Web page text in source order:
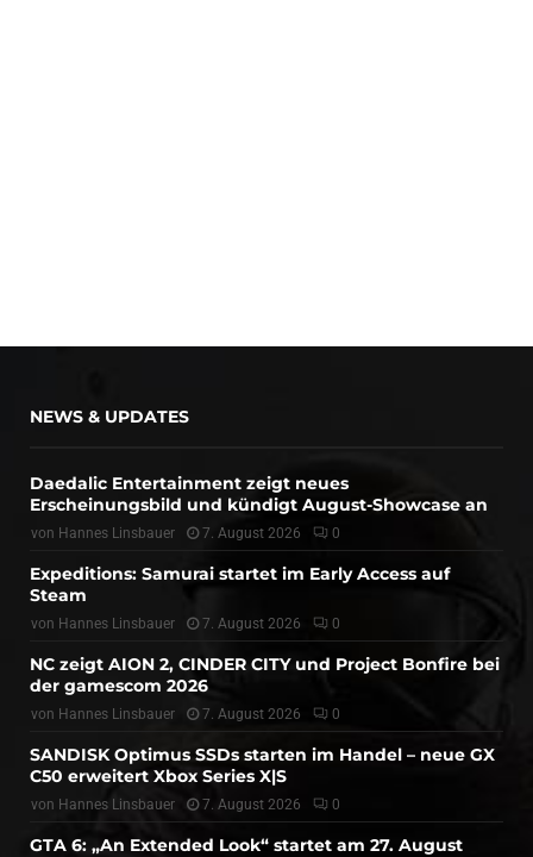
NEWS & UPDATES
Daedalic Entertainment zeigt neues
Erscheinungsbild und kündigt August-Showcase an
von Hannes Linsbauer 7. August 2026 0
Expeditions: Samurai startet im Early Access auf
Steam
von Hannes Linsbauer 7. August 2026 0
NC zeigt AION 2, CINDER CITY und Project Bonfire bei
der gamescom 2026
von Hannes Linsbauer 7. August 2026 0
SANDISK Optimus SSDs starten im Handel – neue GX
C50 erweitert Xbox Series X|S
von Hannes Linsbauer 7. August 2026 0
GTA 6: „An Extended Look“ startet am 27. August